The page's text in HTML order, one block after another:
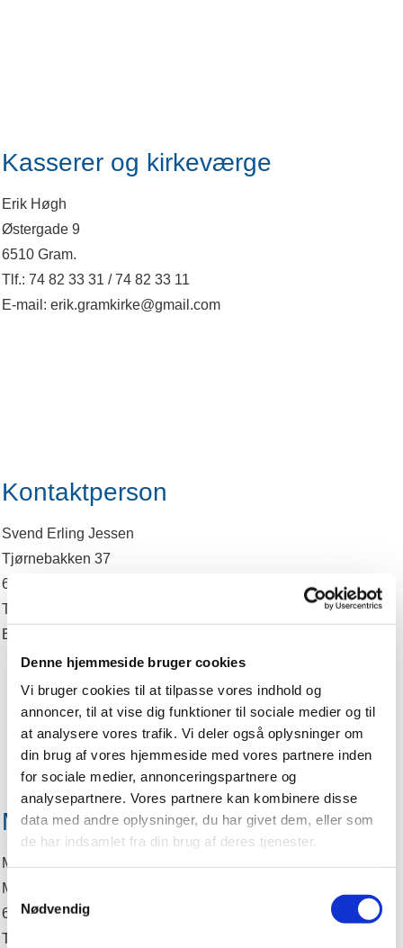
Denne hjemmeside bruger cookies
Vi bruger cookies til at tilpasse vores indhold og
annoncer, til at vise dig funktioner til sociale medier og til
at analysere vores trafik. Vi deler også oplysninger om
din brug af vores hjemmeside med vores partnere inden
for sociale medier, annonceringspartnere og
analysepartnere. Vores partnere kan kombinere disse
data med andre oplysninger, du har givet dem, eller som
de har indsamlet fra din brug af deres tjenester.
Samtykkevalg
Nødvendig
Kasserer og kirkeværge
Erik Høgh
Østergade 9
6510 Gram.
Tlf.: 74 82 33 31 / 74 82 33 11
E-mail: erik.gramkirke@gmail.com
Kontaktperson
Svend Erling Jessen
Tjørnebakken 37
6510 Gram
Tlf: 74 82 23 24
E-post: svend.gramkirke@gmail.com
Medlem
Maren Dahl
Møllekobbel 1
6510 Gram
Tlf.: 74 52 44 94 / 24 84 70 75